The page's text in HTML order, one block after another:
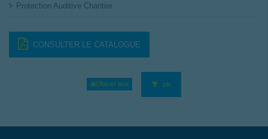
Protection Auditive Chantier
CONSULTER LE CATALOGUE
Effacer tout ok